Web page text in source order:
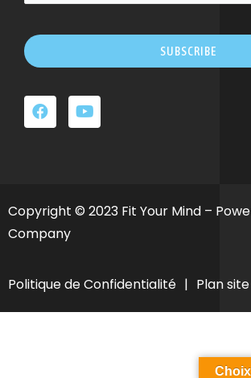
SUBSCRIBE
champ
devrait
Copyright © 2023 Fit Your Mind –
Company
Politique de Confidentialité | Plan site